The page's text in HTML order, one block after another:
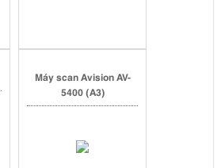
Máy scan Avision AV-
5400 (A3)